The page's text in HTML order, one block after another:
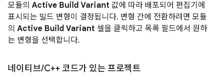
모듈의 Active Build Variant 값에 따라 배포되어 편집기에
표시되는 빌드 변형이 결정됩니다. 변형 간에 전환하려면 모듈
의 Active Build Variant 셀을 클릭하고 목록 필드에서 원하
는 변형을 선택합니다.
네이티브/C++ 코드가 있는 프로젝트